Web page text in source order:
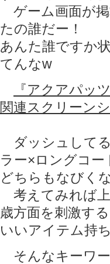
ゲーム画面が
たの誰だー！
あんた誰ですか
てんなw
『アクアパッ
関連スクリーン
ダッシュして
ラー×ロングコー
どちらもなびく
考えてみれば
歳方面を刺激する
いいアイテム持
そんなキーワ